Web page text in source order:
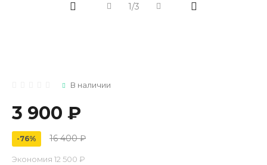
1/3
В наличии
3 900 ₽
-76% 16 400 ₽
Экономия 12 500 ₽